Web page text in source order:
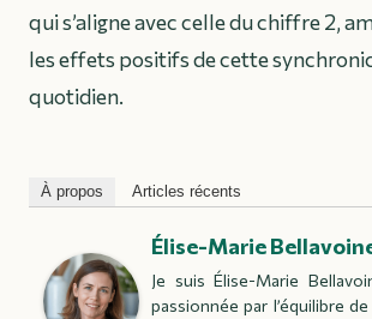
qui s’aligne avec celle du chiffre 2,
les effets positifs de cette
quotidien.
À propos Articles récents
Élise-Marie
Je suis Élise-Marie
passionnée par l’équilibre